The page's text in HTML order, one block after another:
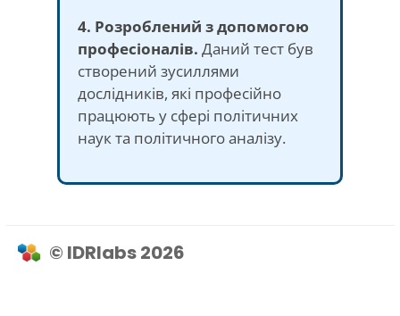
4. Розроблений з допомогою
професіоналів. Даний тест був
створений зусиллями
дослідників, які професійно
працюють у сфері політичних
наук та політичного аналізу.
© IDRlabs 2026